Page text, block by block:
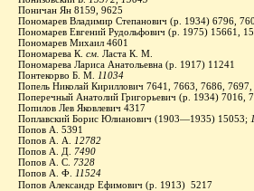
Поничан Ян 8159, 9625
Пономарев Владимир Степанович (р. 1934) 6796,
Пономарев Евгений Рудольфович (р. 1975) 15661,
Пономарев Михаил 4601
Пономарева К. см. Ласта К. М.
Пономарева Лариса Анатольевна (р. 1917) 11241
Понтекорво Б. М. 11034
Попель Николай Кириллович 7641, 7663, 7686,
Поперечный Анатолий Григорьевич (р. 1934)
Попилов Лев Яковлевич 4317
Поплавский Борис Юлианович (1903—1935) 15053;
Попов А. 5391
Попов А. А. 12782
Попов А. Д. 7490
Попов А. С. 7328
Попов А. Ф. 11524
Попов Александр Ефимович (р. 1913) 5217